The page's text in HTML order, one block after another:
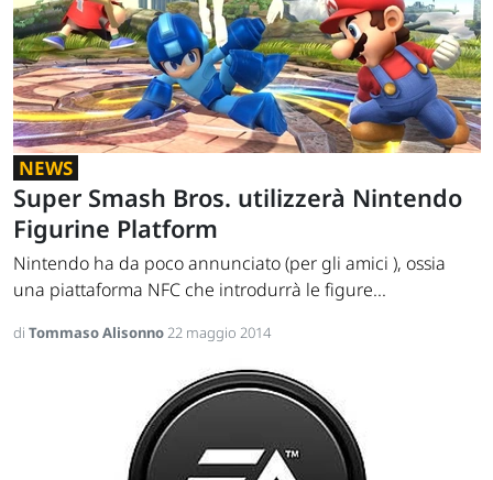
NEWS
Super Smash Bros. utilizzerà Nintendo
Figurine Platform
Nintendo ha da poco annunciato (per gli amici ), ossia
una piattaforma NFC che introdurrà le figure...
di Tommaso Alisonno22 maggio 2014